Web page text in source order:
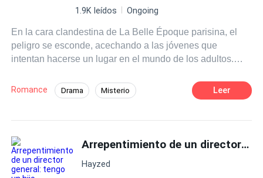
1.9K leídos Ongoing
En la cara clandestina de La Belle Époque parisina, el
peligro se esconde, acechando a las jóvenes que
intentan hacerse un lugar en el mundo de los adultos.
algo se despierta dentro de él. Un capricho o una
obsesión que lo lleva a querer protegerla con su vida...
plan de Madame Lamere o Alba estará a salvo?
Romance Drama Misterio
Desafío a las Expectativas Primer Amor
Giro Argumental
Leer
Arrepentimiento de un director general: tengo un hijo
Hayzed